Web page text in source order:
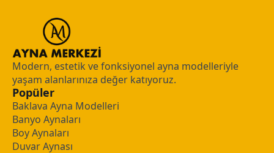
Modern, estetik ve fonksiyonel ayna modelleriyle
yaşam alanlarınıza değer katıyoruz.
Popüler
Baklava Ayna Modelleri
Banyo Aynaları
Boy Aynaları
Duvar Aynası